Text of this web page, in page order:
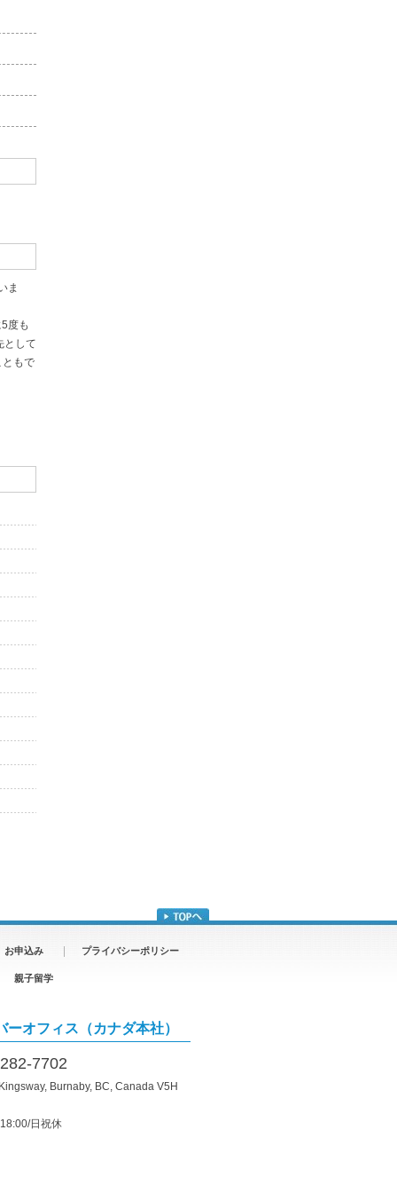
ま
度も
として
ともで
お申込み プライバシーポリシー
親子留学
ーオフィス（カナダ本社）
7702
Burnaby, BC, Canada V5H
日祝休